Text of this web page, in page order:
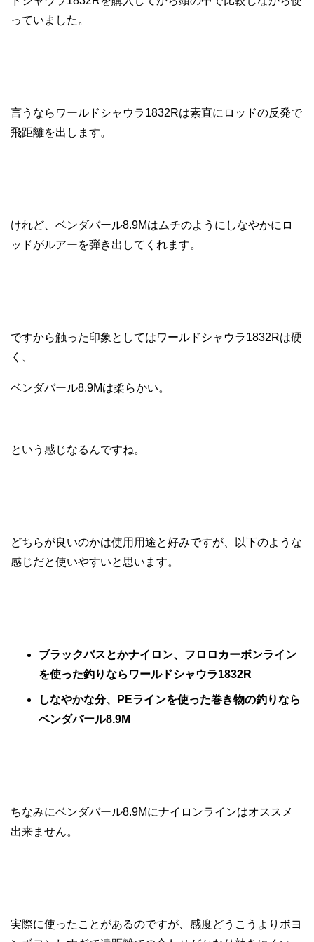
っていました。
言うならワールドシャウラ1832Rは素直にロッドの反発で
飛距離を出します。
けれど、ベンダバール8.9Mはムチのようにしなやかにロ
ッドがルアーを弾き出してくれます。
ですから触った印象としてはワールドシャウラ1832Rは硬
く、
ベンダバール8.9Mは柔らかい。
という感じなるんですね。
どちらが良いのかは使用用途と好みですが、以下のような
感じだと使いやすいと思います。
ブラックバスとかナイロン、フロロカーボンライン
を使った釣りならワールドシャウラ1832R
しなやかな分、PEラインを使った巻き物の釣りなら
ベンダバール8.9M
ちなみにベンダバール8.9Mにナイロンラインはオススメ
出来ません。
実際に使ったことがあるのですが、感度どうこうよりボヨ